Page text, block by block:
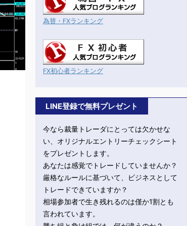
為替・FXランキング
FX初心者ランキング
LINE登録で無料プレゼント
今なら裁量トレーダにとっては欠かせな
い、オリジナルエントリーチェックシート
をプレゼントします。
あなたは感覚でトレードしていませんか？
厳格なルールに基づいて、ビジネスとして
トレードできていますか？
相場参加者で生き残れるのは僅か1割とも
言われています。